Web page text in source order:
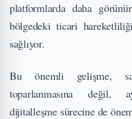
platformlarda daha
bölgedeki ticari
sağlıyor.
Bu önemli gelişme,
toparlanmasına değil,
dijitalleşme sürecine de